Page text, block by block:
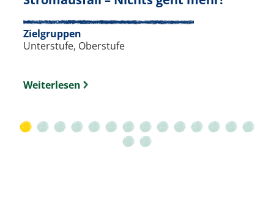
Zielgruppen
Unterstufe, Oberstufe
Weiterlesen